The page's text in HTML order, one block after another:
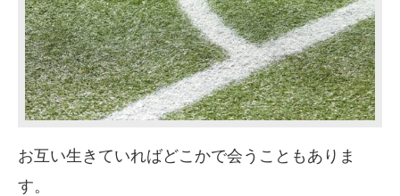
お互い生きていればどこかで会うこともありま
す。